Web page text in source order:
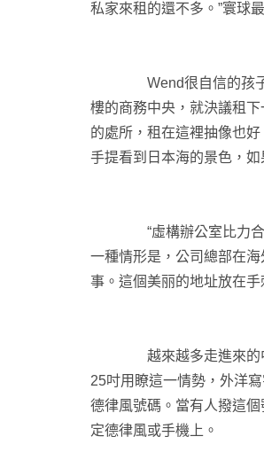
私家來租的還不多。”寰球
Wend很自信的孩子往往
樓的商務中央，就決議租
的處所，租在這裡抽像也
手提看到日本海的景色，
“虛構辦公室比力合適起
一種情形是，公司總部在
事。這個美丽的地址放在
越來越多走進來的中國
25吋用瞭這一情勢，外洋
德律風號碼。當有人撥這
定德律風或手機上。